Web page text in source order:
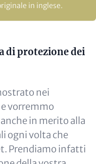
in inglese.
di protezione dei
nei
vorremmo
in merito alla
ogni volta che
Prendiamo infatti